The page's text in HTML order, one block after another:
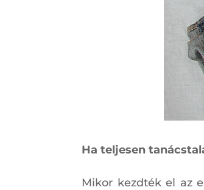
Ha teljesen
Mikor kezdték el az